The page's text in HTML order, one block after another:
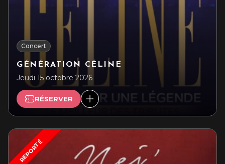
Concert
GÉNÉRATION CÉLINE
Jeudi 15 octobre 2026
RÉSERVER
REPORTÉ